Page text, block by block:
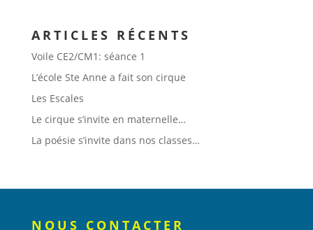
ARTICLES RÉCENTS
Voile CE2/CM1: séance 1
L’école Ste Anne a fait son cirque
Les Escales
Le cirque s’invite en maternelle…
La poésie s’invite dans nos classes…
NOUS CONTACTER